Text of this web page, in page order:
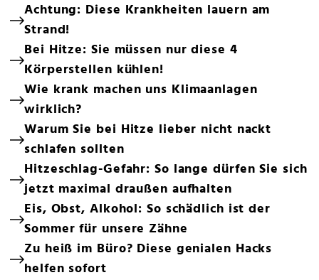
Achtung: Diese Krankheiten lauern am
Strand!
Bei Hitze: Sie müssen nur diese 4
Körperstellen kühlen!
Wie krank machen uns Klimaanlagen
wirklich?
Warum Sie bei Hitze lieber nicht nackt
schlafen sollten
Hitzeschlag-Gefahr: So lange dürfen Sie sich
jetzt maximal draußen aufhalten
Eis, Obst, Alkohol: So schädlich ist der
Sommer für unsere Zähne
Zu heiß im Büro? Diese genialen Hacks
helfen sofort